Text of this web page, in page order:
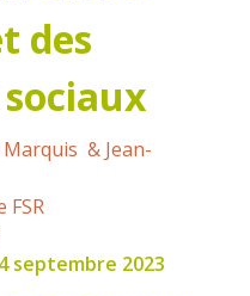
des
& Jean-
FSR
septembre 2023